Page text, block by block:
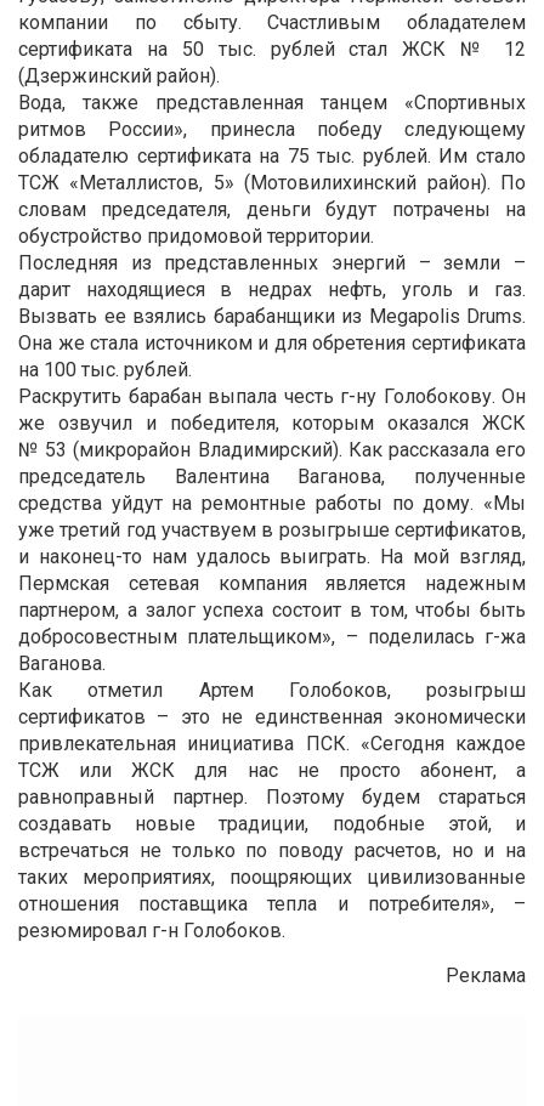
компании по сбыту. Счастливым обладателем
сертификата на 50 тыс. рублей стал ЖСК № 12
(Дзержинский район).
Вода, также представленная танцем «Спортивных
ритмов России», принесла победу следующему
обладателю сертификата на 75 тыс. рублей. Им стало
ТСЖ «Металлистов, 5» (Мотовилихинский район). По
словам председателя, деньги будут потрачены на
обустройство придомовой территории.
Последняя из представленных энергий – земли –
дарит находящиеся в недрах нефть, уголь и газ.
Вызвать ее взялись барабанщики из Megapolis Drums.
Она же стала источником и для обретения сертификата
на 100 тыс. рублей.
Раскрутить барабан выпала честь г-ну Голобокову. Он
же озвучил и победителя, которым оказался ЖСК
№ 53 (микрорайон Владимирский). Как рассказала его
председатель Валентина Ваганова, полученные
средства уйдут на ремонтные работы по дому. «Мы
уже третий год участвуем в розыгрыше сертификатов,
и наконец-то нам удалось выиграть. На мой взгляд,
Пермская сетевая компания является надежным
партнером, а залог успеха состоит в том, чтобы быть
добросовестным плательщиком», – поделилась г-жа
Ваганова.
Как отметил Артем Голобоков, розыгрыш
сертификатов – это не единственная экономически
привлекательная инициатива ПСК. «Сегодня каждое
ТСЖ или ЖСК для нас не просто абонент, а
равноправный партнер. Поэтому будем стараться
создавать новые традиции, подобные этой, и
встречаться не только по поводу расчетов, но и на
таких мероприятиях, поощряющих цивилизованные
отношения поставщика тепла и потребителя», –
резюмировал г-н Голобоков.
Реклама